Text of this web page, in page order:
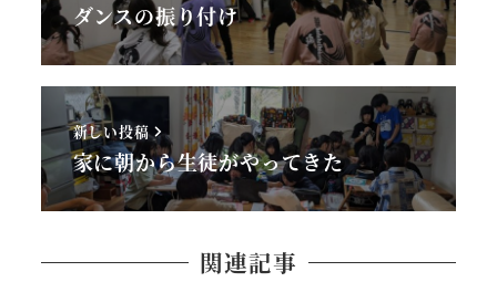
ダンスの振り付け
新しい投稿
家に朝から生徒がやってきた
関連記事